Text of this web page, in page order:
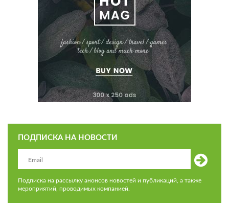
ПОДПИСКА НА НОВОСТИ
Подписка на рассылку анонсов новостей и публикаций, а также
мероприятий, проводимых компанией.